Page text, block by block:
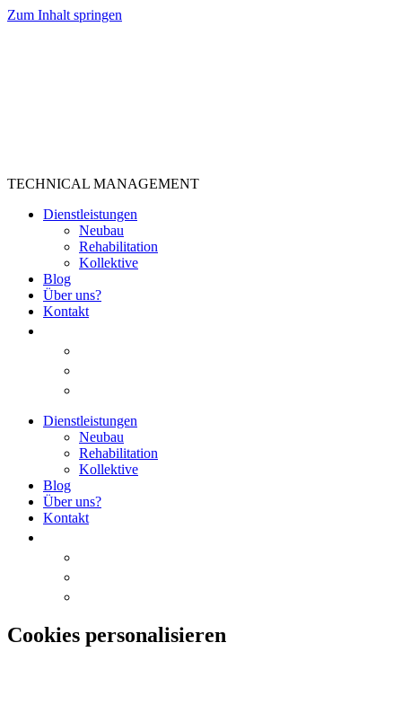
Zum Inhalt springen
TECHNICAL MANAGEMENT
Dienstleistungen
Neubau
Rehabilitation
Kollektive
Blog
Über uns?
Kontakt
Dienstleistungen
Neubau
Rehabilitation
Kollektive
Blog
Über uns?
Kontakt
Cookies personalisieren